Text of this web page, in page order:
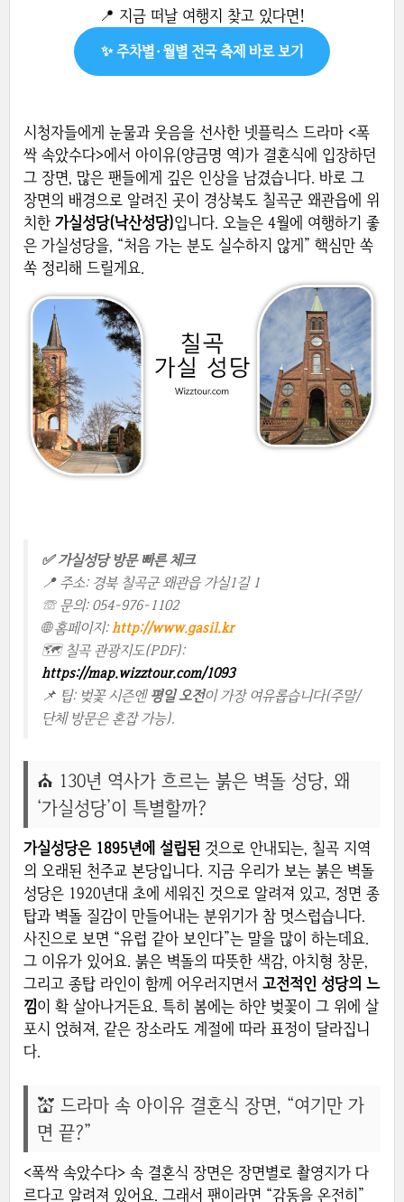
📍 지금 떠날 여행지 찾고 있다면!
✨ 주차별·월별 전국 축제 바로 보기
시청자들에게 눈물과 웃음을 선사한 넷플릭스 드라마 <폭
싹 속았수다>에서 아이유(양금명 역)가 결혼식에 입장하던
그 장면, 많은 팬들에게 깊은 인상을 남겼습니다. 바로 그
장면의 배경으로 알려진 곳이 경상북도 칠곡군 왜관읍에 위
치한 가실성당(낙산성당)입니다. 오늘은 4월에 여행하기 좋
은 가실성당을, “처음 가는 분도 실수하지 않게” 핵심만 쏙
쏙 정리해 드릴게요.
✅ 가실성당 방문 빠른 체크
📍 주소: 경북 칠곡군 왜관읍 가실1길 1
☎ 문의: 054-976-1102
🌐 홈페이지:http://www.gasil.kr
🗺 칠곡 관광지도(PDF):
https://map.wizztour.com/1093
📌 팁: 벚꽃 시즌엔평일 오전이 가장 여유롭습니다(주말/
단체 방문은 혼잡 가능).
⛪ 130년 역사가 흐르는 붉은 벽돌 성당, 왜
‘가실성당’이 특별할까?
가실성당은 1895년에 설립된 것으로 안내되는, 칠곡 지역
의 오래된 천주교 본당입니다. 지금 우리가 보는 붉은 벽돌
성당은 1920년대 초에 세워진 것으로 알려져 있고, 정면 종
탑과 벽돌 질감이 만들어내는 분위기가 참 멋스럽습니다.
사진으로 보면 “유럽 같아 보인다”는 말을 많이 하는데요.
그 이유가 있어요. 붉은 벽돌의 따뜻한 색감, 아치형 창문,
그리고 종탑 라인이 함께 어우러지면서 고전적인 성당의 느
낌이 확 살아나거든요. 특히 봄에는 하얀 벚꽃이 그 위에 살
포시 얹혀져, 같은 장소라도 계절에 따라 표정이 달라집니
다.
💒 드라마 속 아이유 결혼식 장면, “여기만 가
면 끝?”
<폭싹 속았수다> 속 결혼식 장면은 장면별로 촬영지가 다
르다고 알려져 있어요. 그래서 팬이라면 “감동을 온전히”